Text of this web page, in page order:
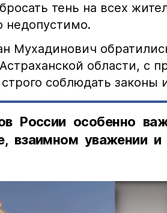
тень на всех
недопустимо.
Мухадинович
области, с
соблюдать законы
России особенно
взаимном уважении и